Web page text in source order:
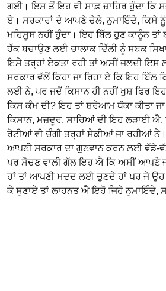
ਗਈ। ਇਸ ਤੋਂ ਇਹ ਵੀ ਸਾਫ਼ ਜ਼ਾਹਿਰ ਹੁੰਦਾ ਕਿ
ਏ। ਸਰਕਾਰਾਂ ਦੇ ਆਪਣੇ ਚੇਲੇ, ਨੁਮਾਇੰਦੇ, ਕਿਸੇ
ਮਹਿਸੂਸ ਨਹੀਂ ਹੁੰਦਾ। ਇਹ ਬਿੱਲ ਹੁਣ ਕਾਨੂੰਨ
ਹੱਕ ਬਚਾਉਣ ਲਈ ਚਾਲਾਕ ਦਿੱਲੀ ਨੂੰ ਸਬਕ
ਇਸੇ ਤਰ੍ਹਾਂ ਏਕਤਾ ਰਹੀ ਤਾਂ ਅਸੀਂ ਜਲਦੀ ਇਸ
ਸਰਕਾਰ ਵੱਲੋਂ ਕਿਹਾ ਜਾ ਰਿਹਾ ਏ ਕਿ ਇਹ ਬਿੱਲ
ਲਈ ਨੇ, ਪਰ ਜਦੋਂ ਕਿਸਾਨ ਹੀ ਨਹੀਂ ਖੁਸ਼ ਫਿਰ
ਕਿਸ ਕੰਮ ਦੀ? ਇਹ ਤਾਂ ਸ਼ਰੇਆਮ ਧੱਕਾ ਕੀਤਾ
ਕਿਸਾਨ, ਮਜ਼ਦੂਰ, ਸਾਰਿਆਂ ਦੀ ਇਹ ਲੜਾਈ
ਰੋਟੀਆਂ ਵੀ ਚੰਗੀ ਤਰ੍ਹਾਂ ਸੇਕੀਆਂ ਜਾ ਰਹੀਆਂ ਨੇ।
ਆਪਣੀ ਸਰਕਾਰ ਦਾ ਗੁਣਵਾਨ ਕਰਨ ਲਈ ਵੱਡੇ-
ਪਰ ਸੋਚਣ ਵਾਲੀ ਗੱਲ ਇਹ ਐ ਕਿ ਅਸੀਂ ਆਪਣੇ
ਹਾਂ ਤਾਂ ਆਪਣੀ ਮਦਦ ਲਈ ਚੁਣਦੇ ਹਾਂ ਪਰ ਜੇ ਉਹ
ਕੇ ਸੁਣਾਏ ਤਾਂ ਲਾਹਨਤ ਐ ਇਹੋ ਜਿਹੇ ਨੁਮਾਇੰਦੇ,